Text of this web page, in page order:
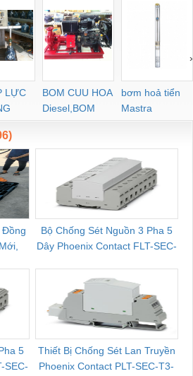
LỰC
BOM CUU HOA
Diesel,BOM
CHUA CHAY
bơm hoả tiển
Mastra
›
Đồng
Bộ Chống Sét Nguồn 3 Pha 5
Dây Phoenix Contact FLT-SEC-
5
SEC-
Thiết Bị Chống Sét Lan Truyền
Phoenix Contact PLT-SEC-T3-